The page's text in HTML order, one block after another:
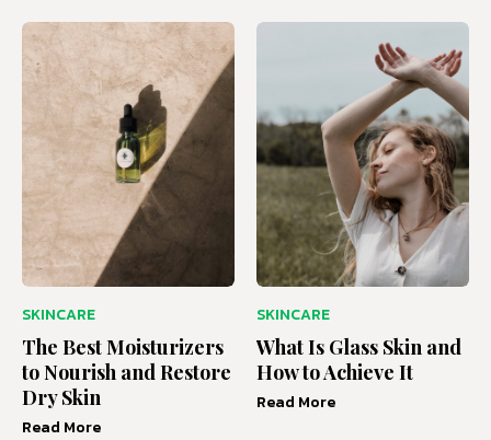
SKINCARE
The Best Moisturizers
to Nourish and Restore
Dry Skin
Read More
SKINCARE
What Is Glass Skin and
How to Achieve It
Read More